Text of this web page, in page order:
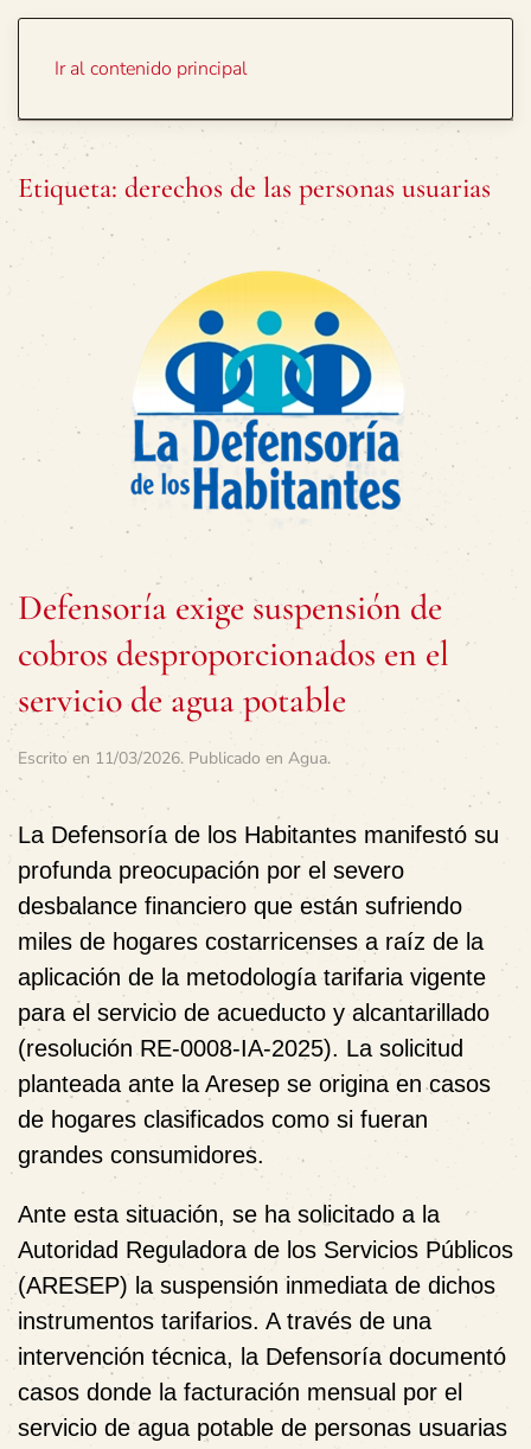
Ir al contenido principal
Etiqueta: derechos de las personas usuarias
Defensoría exige suspensión de
cobros desproporcionados en el
servicio de agua potable
Escrito en 11/03/2026. Publicado en Agua.
La Defensoría de los Habitantes manifestó su
profunda preocupación por el severo
desbalance financiero que están sufriendo
miles de hogares costarricenses a raíz de la
aplicación de la metodología tarifaria vigente
para el servicio de acueducto y alcantarillado
(resolución RE-0008-IA-2025). La solicitud
planteada ante la Aresep se origina en casos
de hogares clasificados como si fueran
grandes consumidores.
Ante esta situación, se ha solicitado a la
Autoridad Reguladora de los Servicios Públicos
(ARESEP) la suspensión inmediata de dichos
instrumentos tarifarios. A través de una
intervención técnica, la Defensoría documentó
casos donde la facturación mensual por el
servicio de agua potable de personas usuarias